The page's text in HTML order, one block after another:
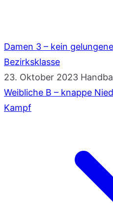
Damen 3 – kein
Bezirksklasse
23. Oktober 2023
Weibliche B – knappe
Kampf